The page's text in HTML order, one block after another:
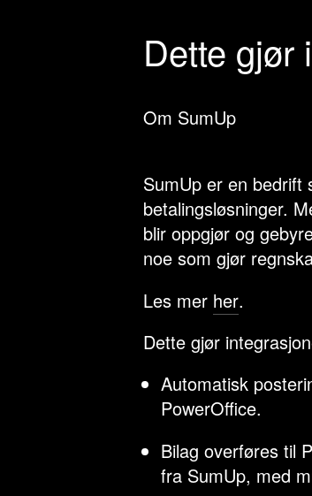
Dette gjør
Om SumUp
SumUp er en bedrift
betalingsløsninger.
blir oppgjør og
noe som gjør
Les mer her.
Dette gjør
Automatisk
PowerOffice.
Bilag overføres til
fra SumUp, med